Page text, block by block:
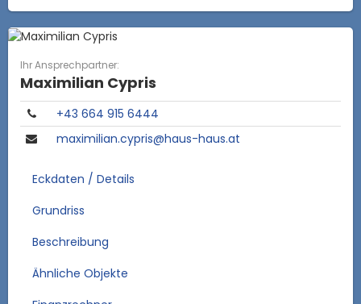
Ihr Ansprechpartner:
Maximilian Cypris
+43 664 915 6444
maximilian.cypris@haus-haus.at
Eckdaten / Details
Grundriss
Beschreibung
Ähnliche Objekte